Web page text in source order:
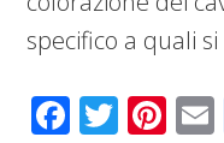
specifico a quali